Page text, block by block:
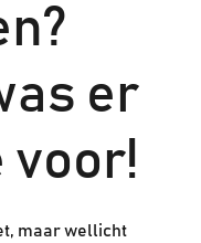
er
voor!
maar wellicht